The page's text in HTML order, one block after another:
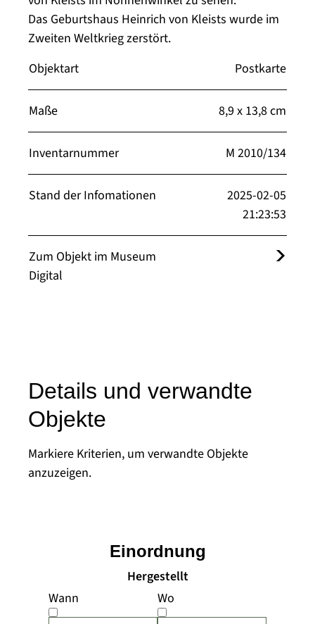
Das Geburtshaus Heinrich von Kleists wurde im
Zweiten Weltkrieg zerstört.
Objektart
Postkarte
Maße 8,9 x 13,8 cm
Inventarnummer M 2010/134
Stand der Infomationen
2025-02-05
21:23:53
Zum Objekt im Museum
Digital
Details und verwandte
Objekte
Markiere Kriterien, um verwandte Objekte
anzuzeigen.
Hergestellt
Wann
Wo
Einordnung